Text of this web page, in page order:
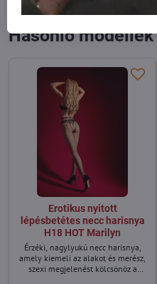
Hasonló modellek
Erotikus nyitott
lépésbetétes necc harisnya
H18 HOT Marilyn
Érzéki, nagylyukú necc harisnya,
amely kiemeli az alakot és merész,
szexi megjelenést kölcsönöz a